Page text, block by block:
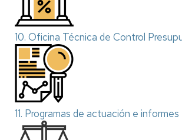
10. Oficina Técnica de Control
11. Programas de actuación e informes